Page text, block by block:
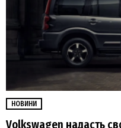
НОВИНИ
Volkswagen надасть